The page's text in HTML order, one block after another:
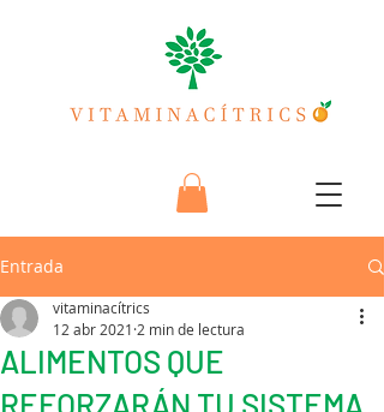
Entrada
ALIMENTOS QUE
vitaminacítrics
12 abr 2021 2 min de lectura